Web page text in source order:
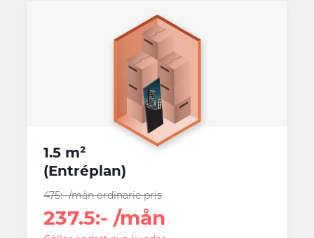
1.5 m²
(Entréplan)
475:-/månordinarie pris
237.5:- /mån